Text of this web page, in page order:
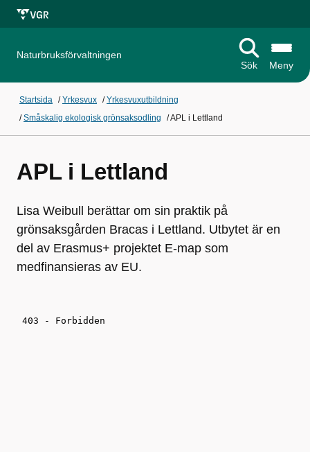
Naturbruksförvaltningen
Sök
Meny
Startsida /Yrkesvux /Yrkesvuxutbildning
/Småskalig ekologisk grönsaksodling /APL i Lettland
APL i Lettland
Lisa Weibull berättar om sin praktik på
grönsaksgården Bracas i Lettland. Utbytet är en
del av Erasmus+ projektet E-map som
medfinansieras av EU.